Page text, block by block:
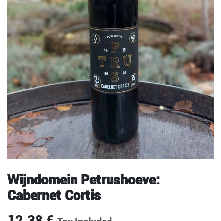
Wijndomein Petrushoeve:
Cabernet Cortis